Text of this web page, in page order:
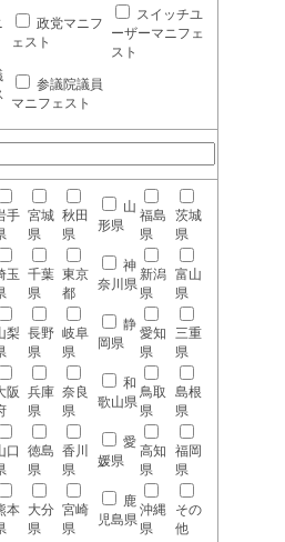
政党マニフ
ェスト
スイッチユ
ーザーマニフェ
スト
参議院議員
マニフェスト
手 宮城
県
秋田
県
山
形県
福島
県
茨城
県
玉 千葉
県
東京
都
神
奈川県
新潟
県
富山
県
梨 長野
県
岐阜
県
静
岡県
愛知
県
三重
県
阪
兵庫
県
奈良
県
和
歌山県
鳥取
県
島根
県
口
徳島
県
香川
県
愛
媛県
高知
県
福岡
県
本 大分
県
宮崎
県
鹿
児島県
沖縄
県
その
他